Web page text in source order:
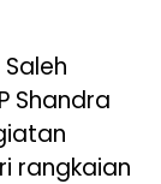
Shandra
rangkaian